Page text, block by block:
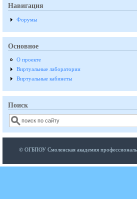
Навигация
Форумы
Основное
О проекте
Виртуальные лаборатории
Виртуальные кабинеты
Поиск
Поиск
© ОГБПОУ Смоленская академия